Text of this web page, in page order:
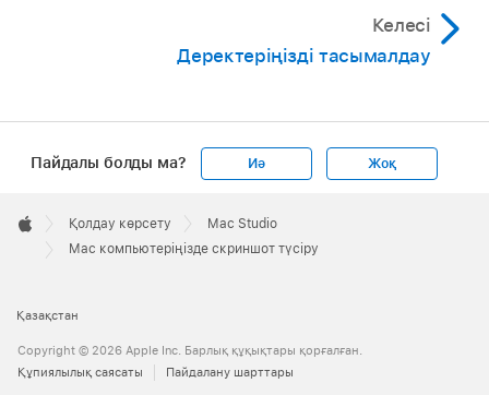
Келесі
Деректеріңізді тасымалдау
Пайдалы болды ма? Иә Жоқ
Footer

Apple
Қолдау көрсету
Mac Studio
Mac компьютеріңізде скриншот түсіру
Қазақстан
Copyright © 2026 Apple Inc. Барлық құқықтары қорғалған.
Құпиялылық саясаты
Пайдалану шарттары